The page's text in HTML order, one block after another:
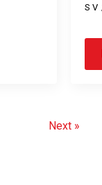
S V
Next »